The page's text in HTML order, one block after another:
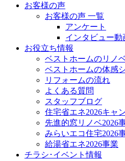
お客様の声
お客様の声 一覧
アンケート
インタビュー動
お役立ち情報
ベストホームのリノ
ベストホームの体感
リフォームの流れ
よくある質問
スタッフブログ
住宅省エネ2026キャ
先進的窓リノベ2026
みらいエコ住宅2026
給湯省エネ2026事業
チラシ･イベント情報